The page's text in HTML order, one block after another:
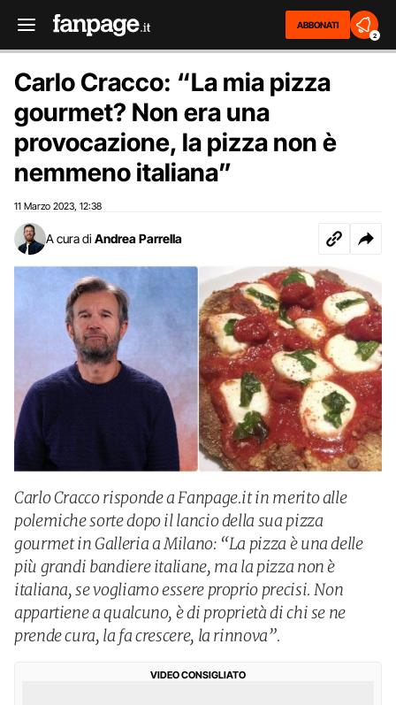
ABBONATI
2
Carlo Cracco: “La mia pizza
gourmet? Non era una
provocazione, la pizza non è
nemmeno italiana”
11 Marzo 2023 12:38
A cura di Andrea Parrella
Carlo Cracco risponde a Fanpage.it in merito alle
polemiche sorte dopo il lancio della sua pizza
gourmet in Galleria a Milano: “La pizza è una delle
più grandi bandiere italiane, ma la pizza non è
italiana, se vogliamo essere proprio precisi. Non
appartiene a qualcuno, è di proprietà di chi se ne
prende cura, la fa crescere, la rinnova”.
VIDEO CONSIGLIATO